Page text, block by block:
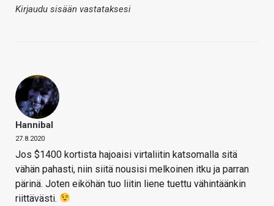
Kirjaudu sisään vastataksesi
Hannibal
27.8.2020
Jos $1400 kortista hajoaisi virtaliitin katsomalla sitä
vähän pahasti, niin siitä nousisi melkoinen itku ja parran
pärinä. Joten eiköhän tuo liitin liene tuettu vähintäänkin
riittävästi.